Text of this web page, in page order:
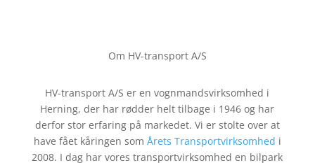
Om HV-transport A/S
HV-transport A/S er en vognmandsvirksomhed i
Herning,der har rødder helt tilbage i 1946 og har
derfor stor erfaring på markedet. Vi er stolte over at
have fået kåringen som Årets Transportvirksomhed i
2008. I dag har vores transportvirksomhed en bilpark